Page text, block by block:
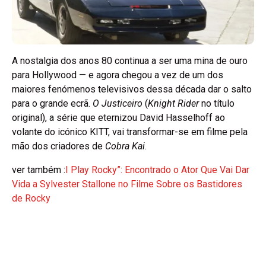
A nostalgia dos anos 80 continua a ser uma mina de ouro
para Hollywood — e agora chegou a vez de um dos
maiores fenómenos televisivos dessa década dar o salto
para o grande ecrã. O Justiceiro (Knight Riderno título
original), a série que eternizou David Hasselhoff ao
volante do icónico KITT, vai transformar-se em filme pela
mão dos criadores de Cobra Kai.
ver também :I Play Rocky”: Encontrado o Ator Que Vai Dar
Vida a Sylvester Stallone no Filme Sobre os Bastidores
de Rocky